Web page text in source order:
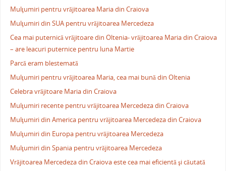
Mulţumiri pentru vrăjitoarea Maria din Craiova
Mulţumiri din SUA pentru vrăjitoarea Mercedeza
Cea mai puternică vrăjitoare din Oltenia- vrăjitoarea Maria din Craiova
– are leacuri puternice pentru luna Martie
Parcă eram blestemată
Mulţumiri pentru vrăjitoarea Maria, cea mai bună din Oltenia
Celebra vrăjitoare Maria din Craiova
Mulţumiri recente pentru vrăjitoarea Mercedeza din Craiova
Mulţumiri din America pentru vrăjitoarea Mercedeza din Craiova
Mulţumiri din Europa pentru vrăjitoarea Mercedeza
Mulţumiri din Spania pentru vrăjitoarea Mercedeza
Vrăjitoarea Mercedeza din Craiova este cea mai eficientă şi căutată